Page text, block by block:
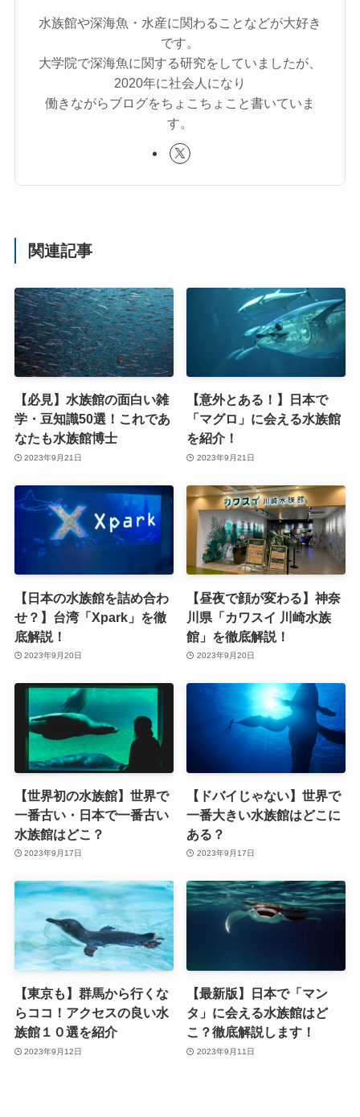
水族館や深海魚・水産に関わることなどが大好き
です。
大学院で深海魚に関する研究をしていましたが、
2020年に社会人になり
働きながらブログをちょこちょこと書いていま
す。
関連記事
【必見】水族館の面白い雑
学・豆知識50選！これであ
なたも水族館博士
2023年9月21日
【意外とある！】日本で
「マグロ」に会える水族館
を紹介！
2023年9月21日
【日本の水族館を詰め合わ
せ？】台湾「Xpark」を徹
底解説！
2023年9月20日
【昼夜で顔が変わる】神奈
川県「カワスイ 川崎水族
館」を徹底解説！
2023年9月20日
【世界初の水族館】世界で
一番古い・日本で一番古い
水族館はどこ？
2023年9月17日
【ドバイじゃない】世界で
一番大きい水族館はどこに
ある？
2023年9月17日
【東京も】群馬から行くな
らココ！アクセスの良い水
族館１０選を紹介
2023年9月12日
【最新版】日本で「マン
タ」に会える水族館はど
こ？徹底解説します！
2023年9月11日